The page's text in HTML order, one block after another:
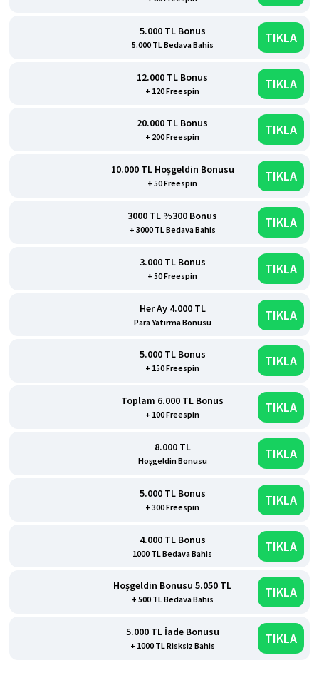
5.000 TL Bonus
5.000 TL Bedava Bahis TIKLA
12.000 TL Bonus
+ 120 Freespin TIKLA
20.000 TL Bonus
+ 200 Freespin TIKLA
10.000 TL Hoşgeldin Bonusu
+ 50 Freespin TIKLA
3000 TL %300 Bonus
+ 3000 TL Bedava Bahis TIKLA
3.000 TL Bonus
+ 50 Freespin TIKLA
Her Ay 4.000 TL
Para Yatırma Bonusu TIKLA
5.000 TL Bonus
+ 150 Freespin TIKLA
Toplam 6.000 TL Bonus
+ 100 Freespin TIKLA
8.000 TL
Hoşgeldin Bonusu TIKLA
5.000 TL Bonus
+ 300 Freespin TIKLA
4.000 TL Bonus
1000 TL Bedava Bahis TIKLA
Hoşgeldin Bonusu 5.050 TL
+ 500 TL Bedava Bahis TIKLA
5.000 TL İade Bonusu
+ 1000 TL Risksiz Bahis TIKLA